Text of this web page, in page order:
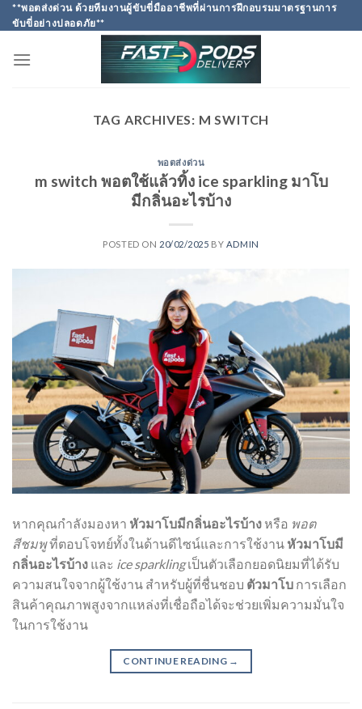
Skip
to
**พอตส่งด่วน ด้วยทีมงานผู้ขับขี่มืออาชีพที่ผ่านการฝึกอบรมมาตรฐานการ
ขับขี่อย่างปลอดภัย**
TAG ARCHIVES: M SWITCH
พอตส่งด่วน
m switch พอตใช้แล้วทิ้ง ice sparkling มาโบ
มีกลิ่นอะไรบ้าง
POSTED ON 20/02/2025 BY ADMIN
หากคุณกำลังมองหา หัวมาโบมีกลิ่นอะไรบ้าง หรือ พอต
สีชมพูที่ตอบโจทย์ทั้งในด้านดีไซน์และการใช้งาน หัวมาโบมี
กลิ่นอะไรบ้าง และ ice sparklingเป็นตัวเลือกยอดนิยมที่ได้รับ
ความสนใจจากผู้ใช้งาน สำหรับผู้ที่ชื่นชอบ ตัวมาโบ การเลือก
สินค้าคุณภาพสูงจากแหล่งที่เชื่อถือได้จะช่วยเพิ่มความมั่นใจ
ในการใช้งาน
CONTINUE READING →